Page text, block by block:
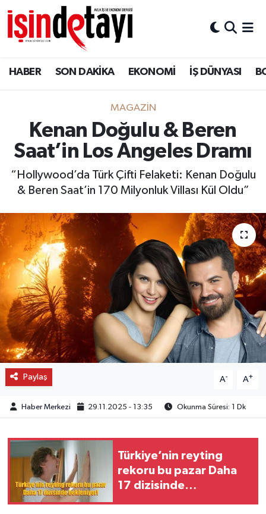
HABER SON DAKİKA EKONOMİ İŞ DÜNYASI
MAGAZİN
Kenan Doğulu & Beren
Saat’in Los Angeles Dramı
“Hollywood’da Türk Çifti Felaketi: Kenan Doğulu
& Beren Saat’in 170 Milyonluk Villası Kül Oldu”
Paylaş A- A+
Haber Merkezi 29.11.2025 - 13:35 Okunma Süresi: 1 Dk
Türkiye’nin reyting
rekoru bu pazar Daha
17 dizisinde
DÜNYA
Eğitim
ENERJİ HABERİ
HABER
LOJİSTİK
MAGAZİN
OTO DETAY
SAĞLIK
SON DAKİKA
SPOR
FİNANS
Nöbetçi Eczaneler
Hava Durumu
İstanbul Namaz Vakitleri
Trafik Durumu
Tüm Manşetler
Son Dakika Haberleri
Haber Arşivi